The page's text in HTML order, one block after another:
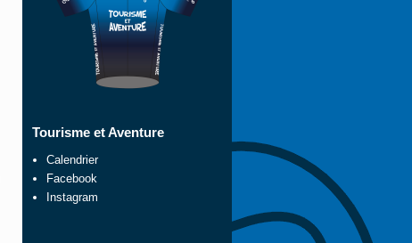
Tourisme et Aventure
Calendrier
Facebook
Instagram